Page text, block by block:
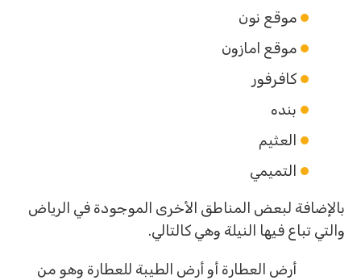
موقع نون
موقع امازون
كافرفور
بنده
العثيم
التميمي
بالإضافة لبعض المناطق الأخرى الموجودة في الرياض
والتي تباع فيها النيلة وهي كالتالي.
أرض العطارة أو أرض الطيبة للعطارة وهو من